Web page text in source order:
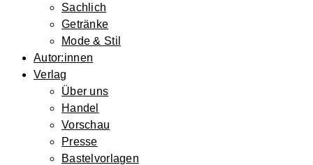
Sachlich
Getränke
Mode & Stil
Autor:innen
Verlag
Über uns
Handel
Vorschau
Presse
Bastelvorlagen